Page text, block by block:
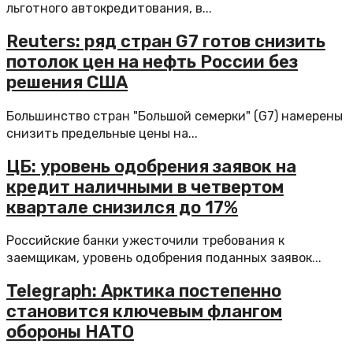
льготного автокредитования, в...
Reuters: ряд стран G7 готов снизить
потолок цен на нефть России без
решения США
Большинство стран "Большой семерки" (G7) намерены
снизить предельные цены на...
ЦБ: уровень одобрения заявок на
кредит наличными в четвертом
квартале снизился до 17%
Российские банки ужесточили требования к
заемщикам, уровень одобрения поданных заявок...
Telegraph: Арктика постепенно
становится ключевым флангом
обороны НАТО